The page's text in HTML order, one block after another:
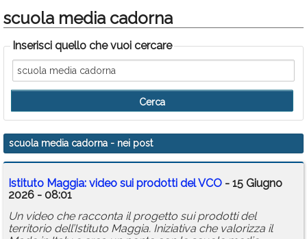
Politica
Sport
Eventi
Info Utili
Rubriche
Calendario
Annunci
scuola media cadorna
Inserisci quello che vuoi cercare
scuola media cadorna - nei post
Istituto Maggia: video sui prodotti del VCO - 15 Giugno
2026 - 08:01
Un video che racconta il progetto sui prodotti del
territorio dell’Istituto Maggia. Iniziativa che valorizza il